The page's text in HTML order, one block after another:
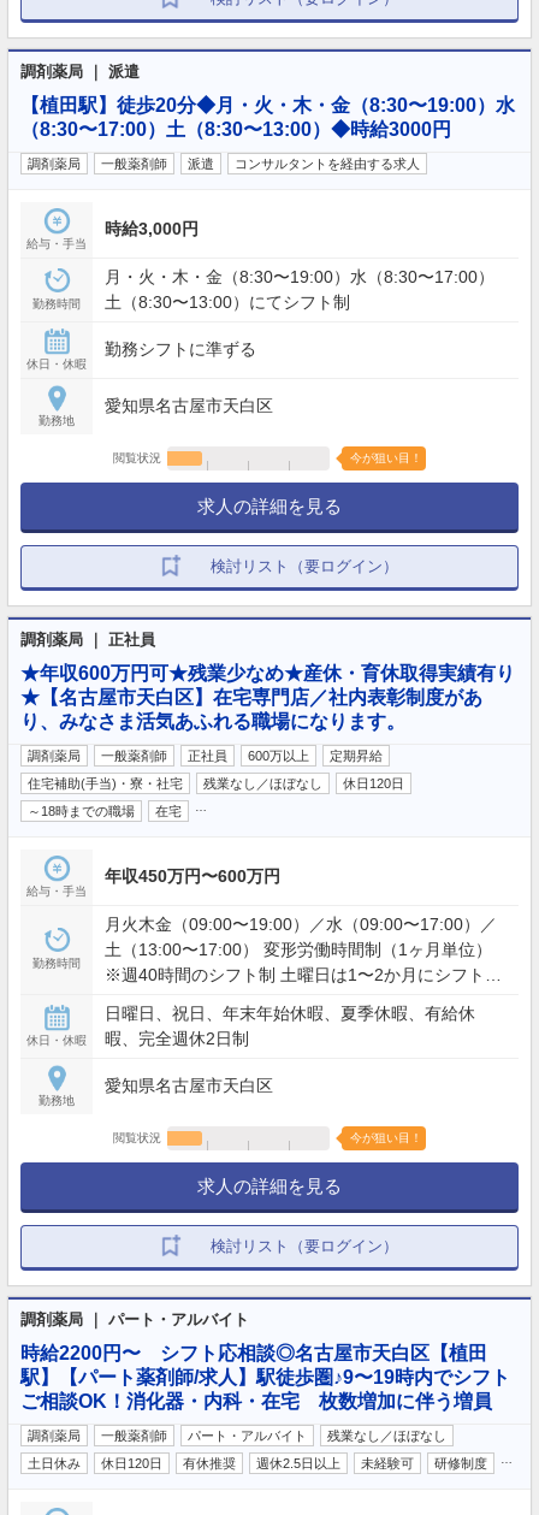
調剤薬局 ｜ 派遣
【植田駅】徒歩20分◆月・火・木・金（8:30〜19:00）水
（8:30〜17:00）土（8:30〜13:00）◆時給3000円
調剤薬局 一般薬剤師 派遣 コンサルタントを経由する求人
給与・手当
時給3,000円
勤務時間
月・火・木・金（8:30〜19:00）水（8:30〜17:00）
土（8:30〜13:00）にてシフト制
休日・休暇
勤務シフトに準ずる
勤務地
愛知県名古屋市天白区
閲覧状況 今が狙い目！
求人の詳細を見る
検討リスト（要ログイン）
調剤薬局 ｜ 正社員
★年収600万円可★残業少なめ★産休・育休取得実績有り
★【名古屋市天白区】在宅専門店／社内表彰制度があ
り、みなさま活気あふれる職場になります。
調剤薬局 一般薬剤師 正社員 600万以上
定期昇給
住宅補助(手当)・寮・社宅
残業なし／ほぼなし
休日120日
～18時までの職場
在宅
給与・手当
年収450万円〜600万円
勤務時間
月火木金（09:00〜19:00）／水（09:00〜17:00）／
土（13:00〜17:00） 変形労働時間制（1ヶ月単位）
※週40時間のシフト制 土曜日は1〜2か月にシフト勤
休日・休暇
日曜日、祝日、年末年始休暇、夏季休暇、有給休
暇、完全週休2日制
勤務地
愛知県名古屋市天白区
閲覧状況 今が狙い目！
求人の詳細を見る
検討リスト（要ログイン）
調剤薬局 ｜ パート・アルバイト
時給2200円〜 シフト応相談◎名古屋市天白区【植田
駅】【パート薬剤師/求人】駅徒歩圏♪9〜19時内でシフト
ご相談OK！消化器・内科・在宅 枚数増加に伴う増員
調剤薬局 一般薬剤師 パート・アルバイト
残業なし／ほぼなし
土日休み
休日120日 有休推奨 週休2.5日以上 未経験可 研修制度